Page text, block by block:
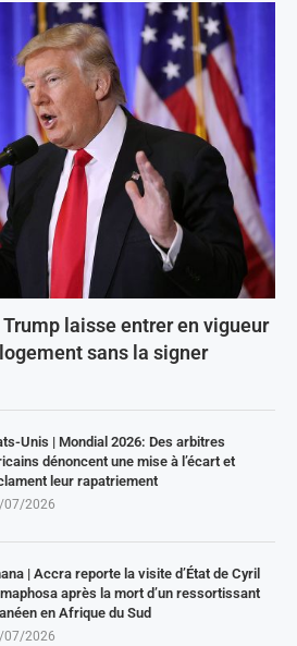
laisse entrer en vigueur
sans la signer
Unis | Mondial 2026: Des arbitres
dénoncent une mise à l’écart et
leur rapatriement
07/2026
| Accra reporte la visite d’État de Cyril
après la mort d’un ressortissant
en Afrique du Sud
07/2026